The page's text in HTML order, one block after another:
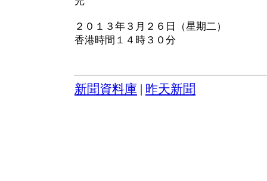
２０１３年３月２６日（星期二）
香港時間１４時３０分
新聞資料庫 昨天新聞